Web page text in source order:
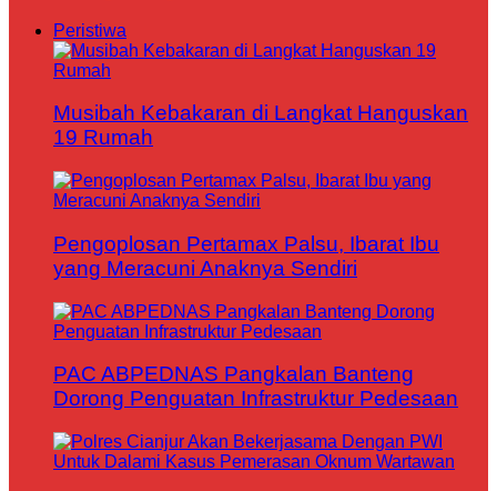
Peristiwa
Musibah Kebakaran di Langkat Hanguskan
19 Rumah
Pengoplosan Pertamax Palsu, Ibarat Ibu
yang Meracuni Anaknya Sendiri
PAC ABPEDNAS Pangkalan Banteng
Dorong Penguatan Infrastruktur Pedesaan